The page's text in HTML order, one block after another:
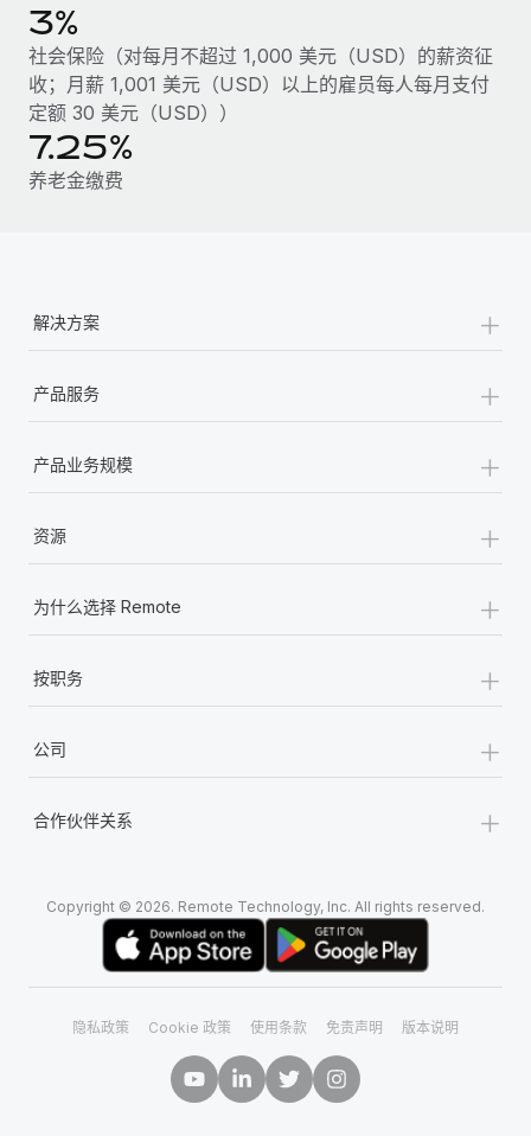
轻松搬迁员工
福利
轻松管理员工福利
Reverse Tech at a glance Health and wellness startup,
Reverse Tech, partnered with Remote to manage...
了解更多
What a Workday global payroll implementation
actually looks like
Most teams hear "payroll implementation" and picture a
six-month project with a dedicated team....
3%
社会保险（对每月不超过 1,000 美元（USD）的薪资征
收；月薪 1,001 美元（USD）以上的雇员每人每月支付
定额 30 美元（USD））
7.25%
养老金缴费
解决方案 +
产品服务 +
产品业务规模 +
资源 +
为什么选择 Remote +
按职务 +
公司 +
合作伙伴关系 +
Copyright © 2026. Remote Technology, Inc. All rights reserved.
隐私政策 Cookie 政策 使用条款 免责声明 版本说明